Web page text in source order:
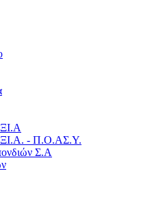
- Π.Ο.ΑΣ.Υ.
Σ.Α